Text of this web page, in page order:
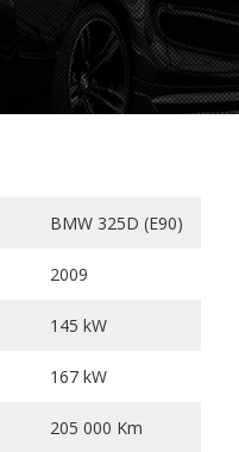
BMW 325D (E90)
2009
145 kW
167 kW
205 000 Km